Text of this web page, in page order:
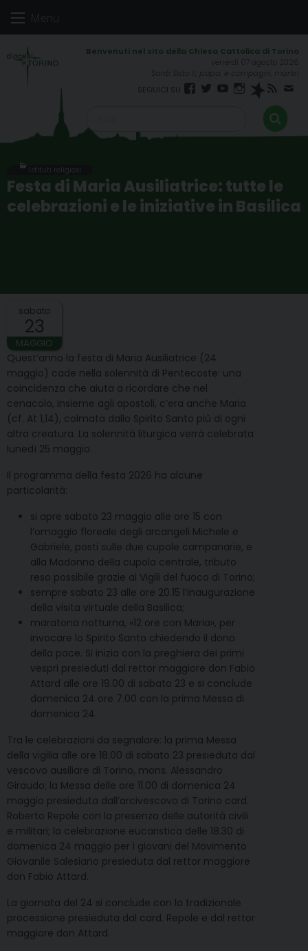
Menu
venerdì 07 agosto 2026
Facebook
TwitterYouTube
Instagram
Spreaker
RSS
FEED
Istituti religiosi
Festa di Maria Ausiliatrice: tutte le
celebrazioni e le iniziative in Basilica
sabato
23
MAGGIO
Quest’anno la festa di Maria Ausiliatrice (24
maggio) cade nella solennità di Pentecoste: una
coincidenza che aiuta a ricordare che nel
cenacolo, insieme agli apostoli, c’era anche Maria
(cf. At 1,14), colmata dallo Spirito Santo più di ogni
altra creatura. La solennità liturgica verrà celebrata
lunedì 25 maggio.
Il programma della festa 2026 ha alcune
particolarità:
si apre sabato 23 maggio alle ore 15 con
l’omaggio floreale degli arcangeli Michele e
Gabriele, posti sulle due cupole campanarie, e
alla Madonna della cupola centrale, tributo
reso possibile grazie ai Vigili del fuoco di Torino;
sempre sabato 23 alle ore 20.15 l’inaugurazione
della visita virtuale della Basilica;
maratona notturna, «12 ore con Maria», per
invocare lo Spirito Santo chiedendo il dono
della pace. Si inizia con la preghiera dei primi
vespri presieduti dal rettor maggiore don Fabio
Attard alle ore 19.00 di sabato 23 e si conclude
domenica 24 ore 7.00 con la prima Messa di
domenica 24.
Tra le celebrazioni da segnalare: la prima Messa
della vigilia alle ore 18.00 di sabato 23 presieduta dal
vescovo ausiliare di Torino, mons. Alessandro
Giraudo; la Messa delle ore 11.00 di domenica 24
maggio presieduta dall’arcivescovo di Torino card.
Roberto Repole con la presenza delle autorità civili
e militari; la celebrazione eucaristica delle 18.30 di
domenica 24 maggio per i giovani del Movimento
Giovanile Salesiano presieduta dal rettor maggiore
don Fabio Attard.
La giornata del 24 si conclude con la tradizionale
processione presieduta dal card. Repole e dal rettor
maggiore don Attard.